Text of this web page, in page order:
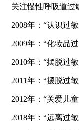
关注慢性呼吸道过
2008年：“认识过敏
2009年：“化妆品过
2010年：“摆脱过
2011年：“摆脱过
2012年：“关爱儿童
2018年：“远离过敏